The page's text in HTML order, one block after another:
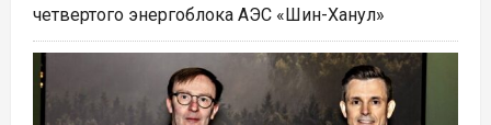
четвертого энергоблока АЭС «Шин-Ханул»